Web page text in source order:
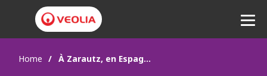
Home À Zarautz, en Espagne, redonner vie à des sols pollués